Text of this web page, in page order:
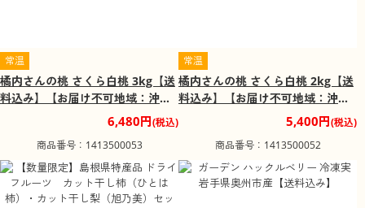
常温
橘内さんの桃 さくら白桃 3kg【送
料込み】【お届け不可地域：沖
縄・離島】【お届け日の指定不
6,480円(税込)
商品番号：1413500053
常温
橘内さんの桃 さくら白桃 2kg【送
料込み】【お届け不可地域：沖
縄・離島】【お届け日の指定不
5,400円(税込)
商品番号：1413500052